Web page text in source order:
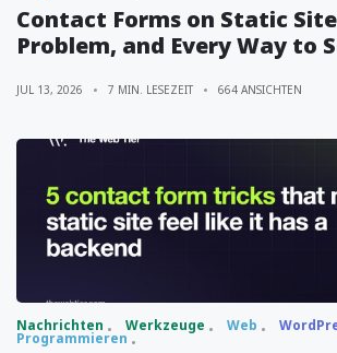
Contact Forms on Static
Problem, and Every Way to
JUL 13, 2026 7 MIN. LESEZEIT 664 ANSICHTEN
Nachrichten Werkzeuge Web
Programmieren